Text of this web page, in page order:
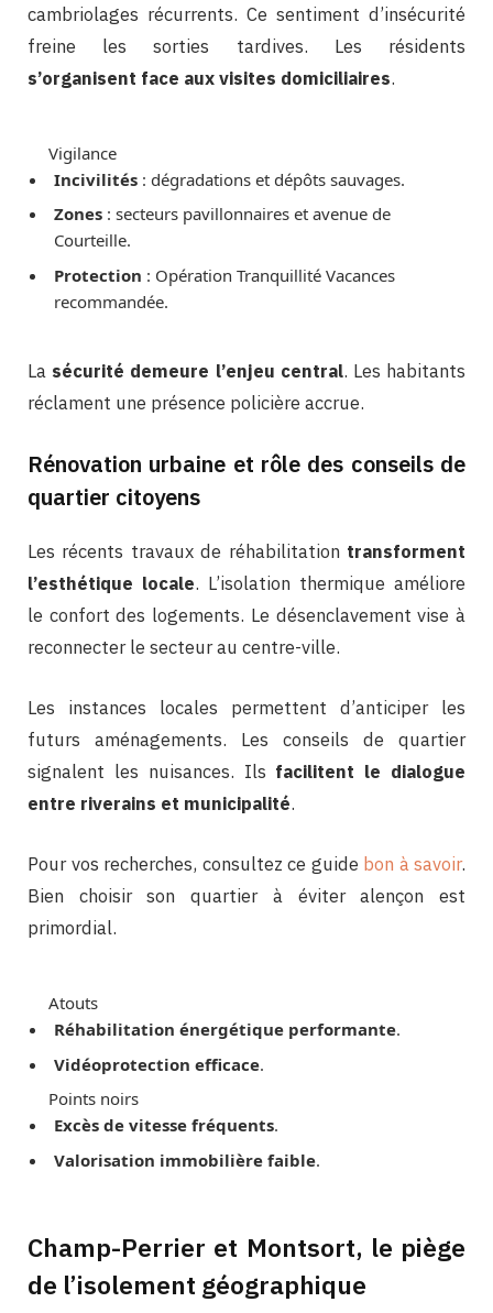
cambriolages récurrents. Ce sentiment d’insécurité
freine les sorties tardives. Les résidents
s’organisent face aux visites domiciliaires.
Vigilance
Incivilités: dégradations et dépôts sauvages.
Zones: secteurs pavillonnaires et avenue de
Courteille.
Protection : Opération Tranquillité Vacances
recommandée.
La sécurité demeure l’enjeu central. Les habitants
réclament une présence policière accrue.
Rénovation urbaine et rôle des conseils de
quartier citoyens
Les récents travaux de réhabilitation transforment
l’esthétique locale. L’isolation thermique améliore
le confort des logements. Le désenclavement vise à
reconnecter le secteur au centre-ville.
Les instances locales permettent d’anticiper les
futurs aménagements. Les conseils de quartier
signalent les nuisances. Ils facilitent le dialogue
entre riverains et municipalité.
Pour vos recherches, consultez ce guide bon à savoir.
Bien choisir son quartier à éviter alençon est
primordial.
Atouts
Réhabilitation énergétique performante.
Vidéoprotection efficace.
Points noirs
Excès de vitesse fréquents.
Valorisation immobilière faible.
Champ-Perrier et Montsort, le piège
de l’isolement géographique